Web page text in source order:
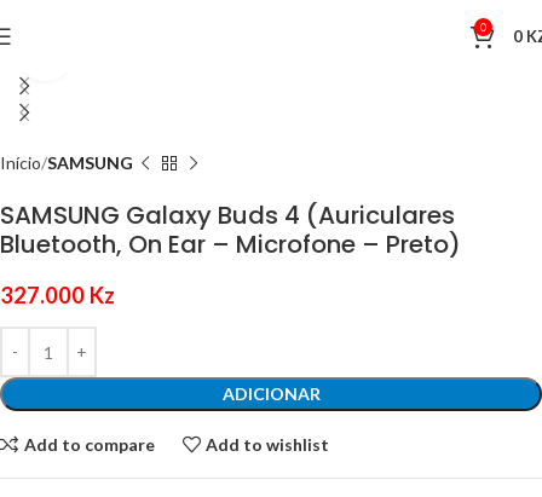
0 0
Início SAMSUNG
SAMSUNG Galaxy Buds 4 (Auriculares
Bluetooth, On Ear – Microfone – Preto)
327.000 Kz
ADICIONAR
Add to compare Add to wishlist